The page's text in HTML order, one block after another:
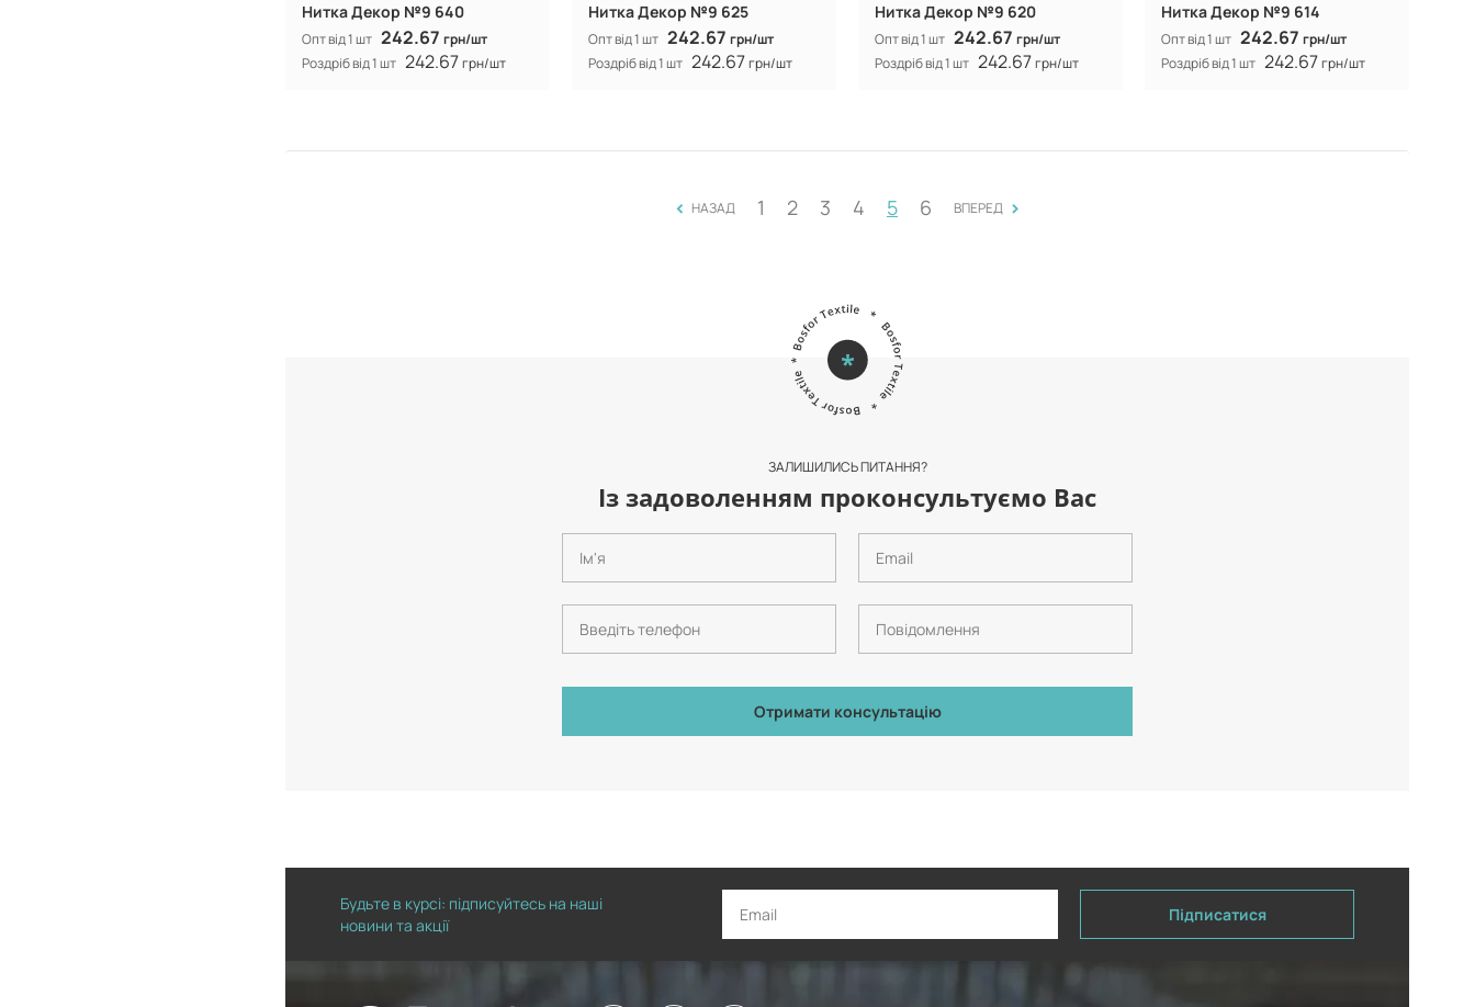
Нитка Декор №9 640
Опт від 1 шт 242.67 грн/шт
Роздріб від 1 шт 242.67грн/шт
Нитка Декор №9 625
Опт від 1 шт 242.67 грн/шт
Роздріб від 1 шт 242.67грн/шт
Нитка Декор №9 620
Опт від 1 шт 242.67 грн/шт
Роздріб від 1 шт 242.67грн/шт
Нитка Декор №9 614
Опт від 1 шт 242.67 грн/шт
Роздріб від 1 шт 242.67грн/шт
< НАЗАД 1 2 3 4 5 6 >
ВПЕРЕД
ЗАЛИШИЛИСЬ ПИТАННЯ?
Із задоволенням проконсультуємо Вас
Отримати консультацію
Будьте в курсі: підписуйтесь на наші
новини та акції
Підписатися